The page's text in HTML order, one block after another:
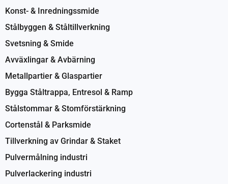
Konst- & Inredningssmide
Stålbyggen & Ståltillverkning
Svetsning & Smide
Avväxlingar & Avbärning
Metallpartier & Glaspartier
Bygga Ståltrappa, Entresol & Ramp
Stålstommar & Stomförstärkning
Cortenstål & Parksmide
Tillverkning av Grindar & Staket
Pulvermålning industri
Pulverlackering industri